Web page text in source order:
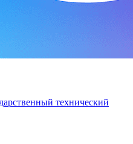
технический